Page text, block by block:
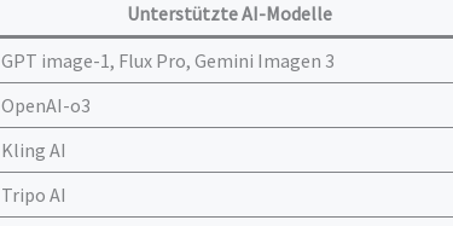
Unterstützte AI-Modelle
GPT image-1, Flux Pro, Gemini Imagen 3
OpenAI-o3
Kling AI
Tripo AI